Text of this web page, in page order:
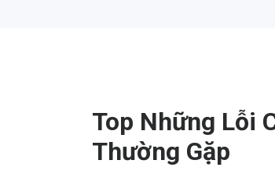
Top Những Lỗi
Thường Gặp